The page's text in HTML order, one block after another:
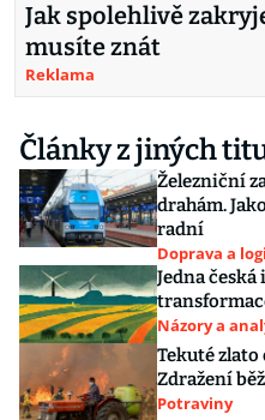
Jak spolehlivě
musíte znát
Reklama
Články z jiných
Železniční
drahám.
radní
Doprava a
Jedna česká
Názory a
Tekuté zlato
Zdražení
Potraviny